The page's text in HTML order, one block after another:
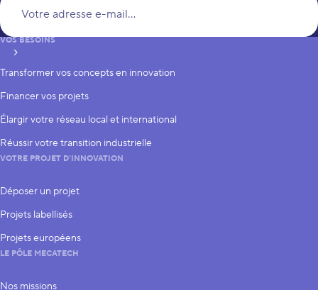
S’inscrire
VOS BESOINS
Transformer vos concepts en innovation
Financer vos projets
Élargir votre réseau local et international
Réussir votre transition industrielle
VOTRE PROJET D’INNOVATION
Déposer un projet
Projets labellisés
Projets européens
LE PÔLE MECATECH
Nos missions